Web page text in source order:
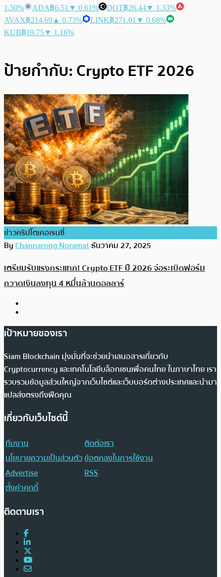
1.50%
ADA฿6.51 ▼ 0.61% DOT฿26.44▼ 1.33%
AVAX฿214.69 ▲ 0.73% LINK฿271.01 ▼ 0.68%
KUB฿19.75▼ 1.16%
ป้ายกำกับ: Crypto ETF 2026
ข่าวคริปโตเคอเรนซี่
ByChannarong Noramatธันวาคม 27, 2025
เตรียมรับแรงกระแทก! Crypto ETF ปี 2026 จ่อระเบิดฟอร์ม
กวาดเงินลงทุน 4 หมื่นล้านดอลลาร์
เป้าหมายของเรา
Siam Blockchain มุ่งมั่นที่จะช่วยนำเสนอสารเกี่ยวกับ
Cryptocurrency และเทคโนโลยีบล็อกเชนเพื่อคนไทย ในภาษาไทย เรา
รวบรวมข้อมูลส่วนใหญ่จากเว็บไซต์และเว็บบอร์ดต่างประเทศและนำมา
แปลส่งตรงถึงฟีดคุณ
เกี่ยวกับเว็บไซต์นี้
ทีมงาน
ติดต่อเรา
นโยบายความเป็นส่วนตัวข้อตกลงในการใช้งาน
Advertise
RSS
ตั้งค่าคุกกี้
ติดตามเรา